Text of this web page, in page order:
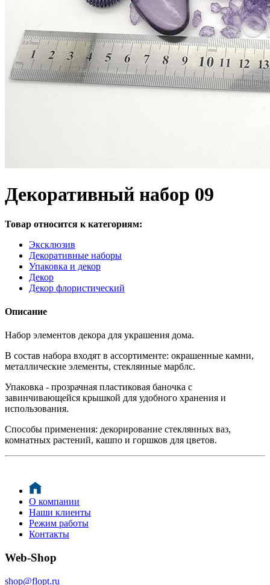
Декоративный набор 09
Товар относится к категориям:
Эксклюзив
Декоративные наборы
Упаковка и декор
Декор
Декор флористический
Описание
Набор элементов декора для украшения дома.
В состав набора входят в ассортименте: окрашенные камни,
металлические элементы, стеклянные марблс.
Упаковка - прозрачная пластиковая баночка с
завинчивающейся крышкой для удобного хранения и
использования.
Способы применения: декорирование стеклянных ваз,
комнатных растений, кашпо и горшков для цветов.
О компании
Наши клиенты
Режим работы
Контакты
Web-Shop
shop@flopt.ru